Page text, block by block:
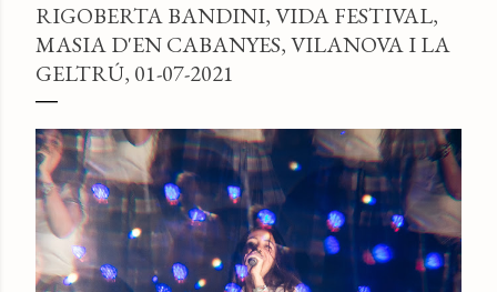
RIGOBERTA BANDINI, VIDA FESTIVAL,
MASIA D'EN CABANYES, VILANOVA I LA
GELTRÚ, 01-07-2021